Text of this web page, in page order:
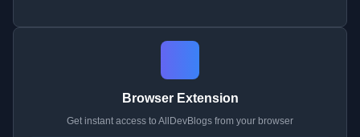
Browser Extension
Get instant access to AllDevBlogs from your browser